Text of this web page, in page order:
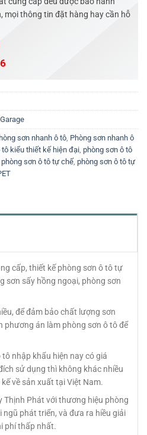
mọi thông tin đặt hàng hay cần hỗ
sơn nhanh ô tô, Phòng sơn nhanh ô
tô kiểu thiết kế hiện đại, phòng sơn ô tô
phòng sơn ô tô tự chế, phòng sơn ô tô tự
cấp, thiết kế phòng sơn ô tô tự
sơn sấy hồng ngoại, phòng sơn
để đảm bảo chất lượng sơn
phương án làm phòng sơn ô tô để
nhập khẩu hiện nay có giá
sử dụng thì không khác nhiều
về sản xuất tại Việt Nam.
Thịnh Phát với thương hiệu phòng
ngũ phát triển, và đưa ra hiều giải
phí thấp nhất.